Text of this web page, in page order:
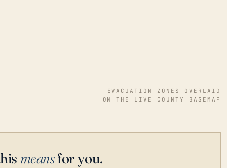
EVACUATION ZONES OVERLAID
ON THE LIVE COUNTY BASEMAP
meansfor you.